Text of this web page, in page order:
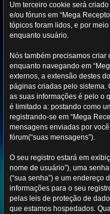
Um terceiro cookie será
e/ou fóruns em “Mega
tópicos foram lidos, e por
enquanto usuário.
Nós também precisamos
enquanto navegando em
externos, a extensão destes
páginas criadas pelo sistema.
as suas informações é pelo o
é limitado a: postando como
registrando-se em “Mega
mensagens enviadas por
fórum(“suas mensagens”).
O seu registro estará em
nome de usuário”), uma
(“sua senha”) e um endereço
informações para o seu
pelas leis de proteção de
que estamos hospedados.